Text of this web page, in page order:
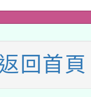
實施計畫
業研習
工智慧
師名單
教學軟
會函釋公
回首頁